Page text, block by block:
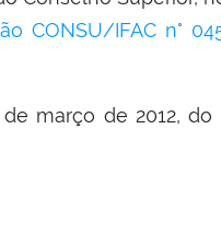
CONSU/IFAC n°
março de 2012,